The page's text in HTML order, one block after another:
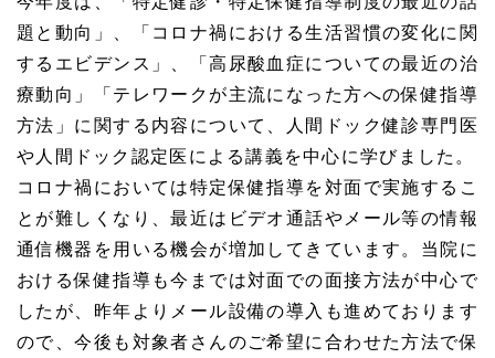
題と動向」、「コロナ禍における生活習慣の変化に関
するエビデンス」、「高尿酸血症についての最近の治
療動向」「テレワークが主流になった方への保健指導
方法」に関する内容について、人間ドック健診専門医
や人間ドック認定医による講義を中心に学びました。
コロナ禍においては特定保健指導を対面で実施するこ
とが難しくなり、最近はビデオ通話やメール等の情報
通信機器を用いる機会が増加してきています。当院に
おける保健指導も今までは対面での面接方法が中心で
したが、昨年よりメール設備の導入も進めております
ので、今後も対象者さんのご希望に合わせた方法で保